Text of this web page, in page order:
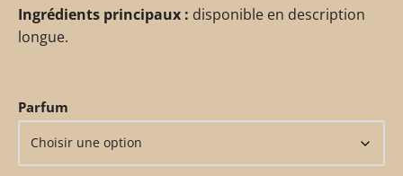
Ingrédients principaux : disponible en description
longue.
Parfum